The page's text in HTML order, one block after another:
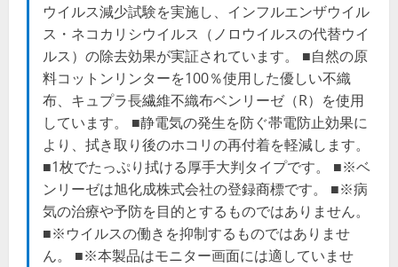
ウイルス減少試験を実施し、インフルエンザウイル
ス・ネコカリシウイルス（ノロウイルスの代替ウイ
ルス）の除去効果が実証されています。 ■自然の原
料コットンリンターを100％使用した優しい不織
布、キュプラ長繊維不織布ベンリーゼ（R）を使用
しています。 ■静電気の発生を防ぐ帯電防止効果に
より、拭き取り後のホコリの再付着を軽減します。
■1枚でたっぷり拭ける厚手大判タイプです。 ■※ベ
ンリーゼは旭化成株式会社の登録商標です。 ■※病
気の治療や予防を目的とするものではありません。
■※ウイルスの働きを抑制するものではありませ
ん。 ■※本製品はモニター画面には適していませ